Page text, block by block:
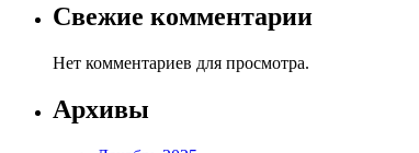
Свежие комментарии
Нет комментариев для просмотра.
Архивы